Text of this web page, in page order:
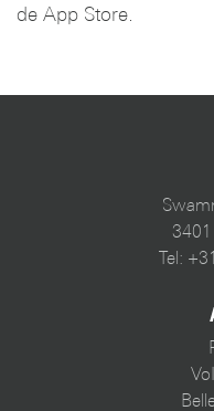
de App Store.
3401
Tel: